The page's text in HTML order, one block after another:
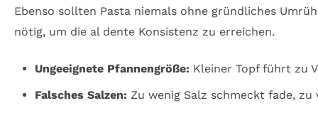
Ebenso sollten Pasta niemals ohne gründliches
nötig, um die al dente Konsistenz zu erreichen.
Ungeeignete Pfannengröße: Kleiner Topf führt zu
Falsches Salzen: Zu wenig Salz schmeckt fade,